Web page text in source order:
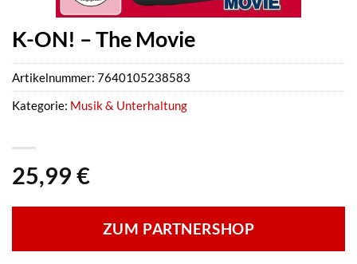
K-ON! – The Movie
25,99 €
ZUM PARTNERSHOP
Artikelnummer: 7640105238583
Kategorie: Musik & Unterhaltung